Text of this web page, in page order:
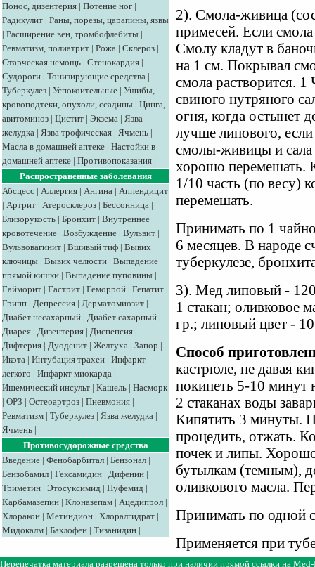
Понос, дизентерия | Потение ног |
Радикулит | Раны, порезы, царапины, язвы
| Расширение вен, тромбофлебиты |
Ревматизм, полиатрит | Рожа | Склероз |
Старческая немощь | Стенокардия |
Судороги | Тонизирующие средства |
Туберкулез | Успокоительные | Ушибы,
кровоподтеки, опухоли, ссадины | Цинга,
авитоминоз | Цистит | Экзема | Язва
желудка | Язва трофическая | Ячмень |
Масла в домашней аптеке | Настойки в
домашней аптеке | Противопоказания |
Распространенные заболевания
Абсцесс | Аллергия | Ангина | Аппендицит
| Артрит | Атеросклероз | Бессонница |
Близорукость | Бронхит | Внутреннее
кровотечение | Возбуждение | Вульвит |
Вульвовагинит | Вшивый тиф | Вывих
ключицы | Вывих челюсти | Выпадение
прямой кишки | Выпадение пуповины |
Гайморит | Гастрит | Геморрой | Гепатит |
Грипп | Депрессия | Дерматомиозит |
Диабет несахарный | Диабет сахарный |
Диарея | Дизентерия | Диспепсия |
Дифтерия | Дуоденит | Желтуха | Запор |
Икота | Интубация трахеи | Инфаркт
легкого | Инфаркт миокарда |
Ишемический инсульт | Кашель | Насморк
| ОРЗ | Остеоартроз | Пневмония |
Ревматизм | Туберкулез | Язва желудка |
Ячмень |
Противосудорожные средства
Введение | Фенобарбитал | Бензонал |
Бензобамил | Гексамидин | Дифенин |
Триметин | Этосуксимид | Пуфемид |
Карбамазепин | Клоназепам | Ацедипрол |
Хлоракон | Метиндион | Хлоралгидрат |
Мидокалм | Баклофен | Тизанидин |
2). Смола-живица
примесей. Если смола
Смолу кладут в
на 1 см. Покрывал
смола растворится.
свиного нутряного
огня, когда остынет
лучше липового,
смолы-живицы и сала
хорошо перемешать.
1/10 часть (по весу)
перемешать.
Принимать по 1
6 месяцев. В народе
туберкулезе,
3). Мед липовый -
1 стакан; оливковое
гр.; липовый цвет -
Способ
кастрюле, не давая
покипеть 5-10 минут
2 стаканах воды
Кипятить 3 минуты.
процедить, отжать.
почек и липы.
бутылкам (темным),
оливкового масла.
Принимать по одной
Применяется при
Перепечатка материала разрешена только при наличии прямой ссылки на